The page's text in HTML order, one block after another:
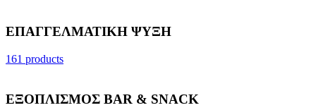
ΕΠΑΓΓΕΛΜΑΤΙΚΗ ΨΥΞΗ
161 products
ΕΞΟΠΛΙΣΜΟΣ BAR & SNACK